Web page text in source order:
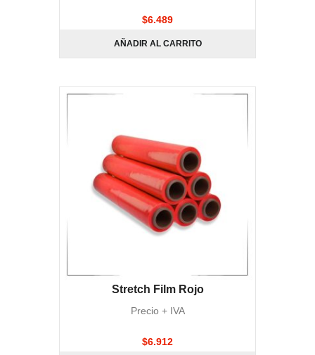
$6.489
AÑADIR AL CARRITO
Stretch Film Rojo
Precio + IVA
$6.912